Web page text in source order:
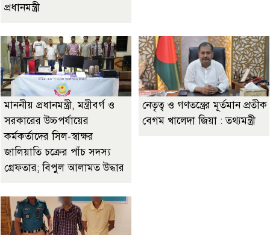
প্রধানমন্ত্রী
মাননীয় প্রধানমন্ত্রী, মন্ত্রীবর্গ ও
সরকারের উচ্চপর্যায়ের
কর্মকর্তাদের সিল-স্বাক্ষর
জালিয়াতি চক্রের পাঁচ সদস্য
গ্রেফতার; বিপুল আলামত উদ্ধার
নেতৃত্ব ও গণতন্ত্রের মূর্তমান প্রতীক
বেগম খালেদা জিয়া : তথ্যমন্ত্রী